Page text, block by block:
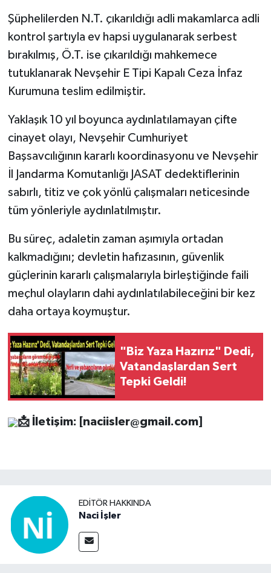
Şüphelilerden N.T. çıkarıldığı adli makamlarca adli
kontrol şartıyla ev hapsi uygulanarak serbest
bırakılmış, Ö.T. ise çıkarıldığı mahkemece
tutuklanarak Nevşehir E Tipi Kapalı Ceza İnfaz
Kurumuna teslim edilmiştir.
Yaklaşık 10 yıl boyunca aydınlatılamayan çifte
cinayet olayı, Nevşehir Cumhuriyet
Başsavcılığının kararlı koordinasyonu ve Nevşehir
İl Jandarma Komutanlığı JASAT dedektiflerinin
sabırlı, titiz ve çok yönlü çalışmaları neticesinde
tüm yönleriyle aydınlatılmıştır.
Bu süreç, adaletin zaman aşımıyla ortadan
kalkmadığını; devletin hafızasının, güvenlik
güçlerinin kararlı çalışmalarıyla birleştiğinde faili
meçhul olayların dahi aydınlatılabileceğini bir kez
daha ortaya koymuştur.
"Biz Yaza Hazırız" Dedi,
Vatandaşlardan Sert
Tepki Geldi!
📩İletişim: [ naciisler@gmail.com]
EDITÖR HAKKINDA
Naci İşler